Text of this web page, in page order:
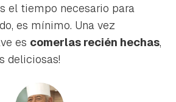
el tiempo necesario para
es mínimo. Una vez
es comerlas recién hechas,
deliciosas!